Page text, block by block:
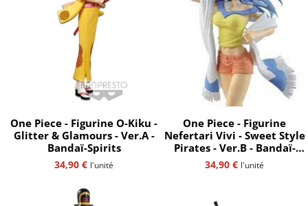
One Piece - Figurine O-Kiku -
Glitter & Glamours - Ver.A -
Bandaï-Spirits
34,90 € l'unité
One Piece - Figurine
Nefertari Vivi - Sweet Style
Pirates - Ver.B - Bandaï-
Spirits
34,90 € l'unité